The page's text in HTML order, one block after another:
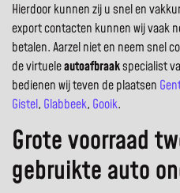
Hierdoor kunnen zij u snel en
export contacten kunnen wij vaak
betalen. Aarzel niet en neem snel
de virtueleautoafbraakspecialist
bedienen wij teven de plaatsen
Gistel, Glabbeek, Gooik.
Grote voorraad
gebruikte auto